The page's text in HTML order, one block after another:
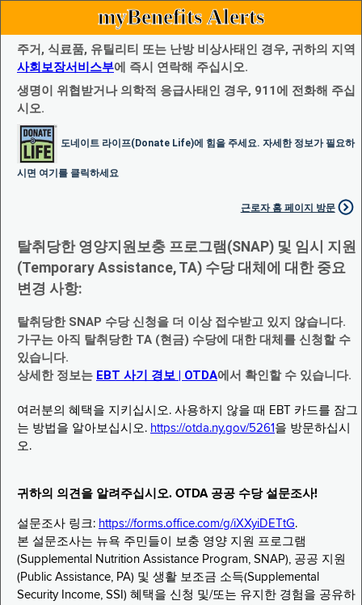
myBenefits Alerts
주거, 식료품, 유틸리티 또는 난방 비상사태인 경우, 귀하의 지역
사회보장서비스부에 즉시 연락해 주십시오.
생명이 위협받거나 의학적 응급사태인 경우, 911에 전화해 주십
시오.
도네이트 라이프(Donate Life)에 힘을 주세요. 자세한 정보가 필요하
시면 여기를 클릭하세요
근로자 홈 페이지 방문
탈취당한 영양지원보충 프로그램(SNAP) 및 임시 지원
(Temporary Assistance, TA) 수당 대체에 대한 중요
변경 사항:
탈취당한 SNAP 수당 신청을 더 이상 접수받고 있지 않습니다.
가구는 아직 탈취당한 TA (현금) 수당에 대한 대체를 신청할 수
있습니다.
상세한 정보는 EBT 사기 경보 | OTDA에서 확인할 수 있습니다.
여러분의 혜택을 지키십시오. 사용하지 않을 때 EBT 카드를 잠그
는 방법을 알아보십시오. https://otda.ny.gov/5261 을 방문하십시
오.
귀하의 의견을 알려주십시오. OTDA 공공 수당 설문조사!
설문조사 링크: https://forms.office.com/g/iXXyiDETtG.
본 설문조사는 뉴욕 주민들이 보충 영양 지원 프로그램
(Supplemental Nutrition Assistance Program, SNAP), 공공 지원
(Public Assistance, PA) 및 생활 보조금 소득(Supplemental
Security Income, SSI) 혜택을 신청 및/또는 유지한 경험을 공유하